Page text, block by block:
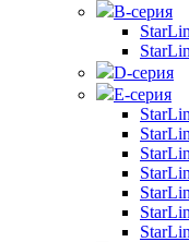
B-серия
D-серия
E-серия